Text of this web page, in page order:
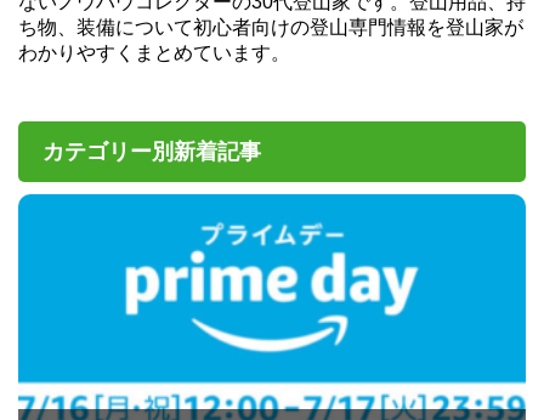
ち物、装備について初心者向けの登山専門情報を登山家が
わかりやすくまとめています。
カテゴリー別新着記事